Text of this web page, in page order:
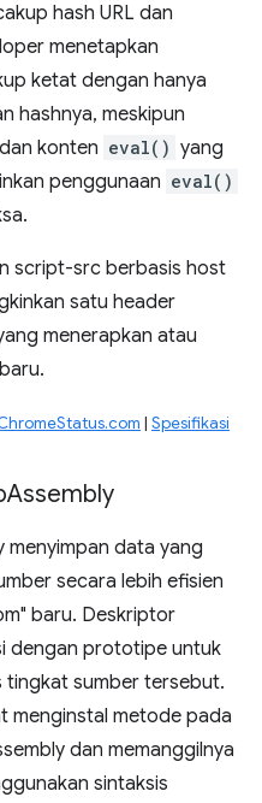
hash URL dan
menetapkan
ketat dengan hanya
hashnya, meskipun
konten eval() yang
penggunaan eval()
script-src berbasis host
satu header
menerapkan atau
| Spesifikasi
Assembly
menyimpan data yang
secara lebih efisien
baru. Deskriptor
dengan prototipe untuk
tingkat sumber tersebut.
menginstal metode pada
dan memanggilnya
sintaksis